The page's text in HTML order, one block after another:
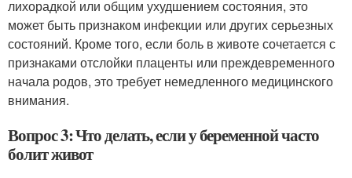
лихорадкой или общим ухудшением состояния, это
может быть признаком инфекции или других серьезных
состояний. Кроме того, если боль в животе сочетается с
признаками отслойки плаценты или преждевременного
начала родов, это требует немедленного медицинского
внимания.
Вопрос 3: Что делать, если у беременной часто
болит живот